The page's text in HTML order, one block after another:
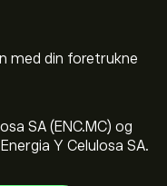
med din foretrukne
SA (ENC.MC) og
Y Celulosa SA.